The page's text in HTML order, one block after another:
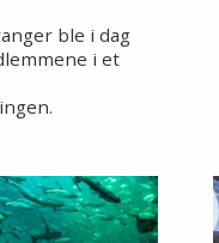
ble i dag
i et